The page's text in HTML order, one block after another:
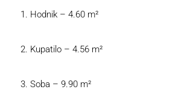
Hodnik – 4.60 m²
Kupatilo – 4.56 m²
Soba – 9.90 m²